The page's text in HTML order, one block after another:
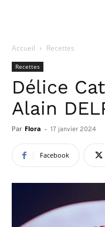
Accueil Recettes
Recettes
Délice
Alain
Par Flora - 17 janvier 2024
Facebook